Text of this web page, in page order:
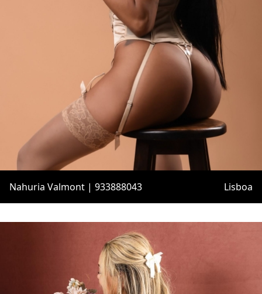
Nahuria Valmont | 933888043 Lisboa